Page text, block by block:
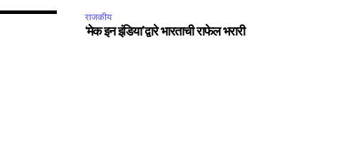
राजकीय
‘मेक इन इंडिया’द्वारे भारताची राफेल भरारी